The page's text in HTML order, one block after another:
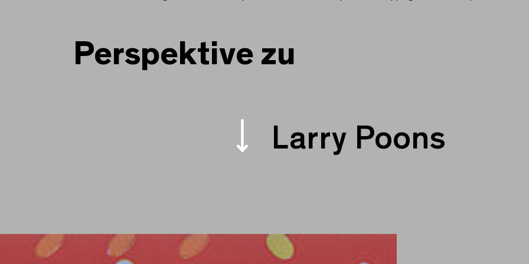
Larry Poons, Nixe’s Mate, 1961
Perspektive zu
Larry Poons